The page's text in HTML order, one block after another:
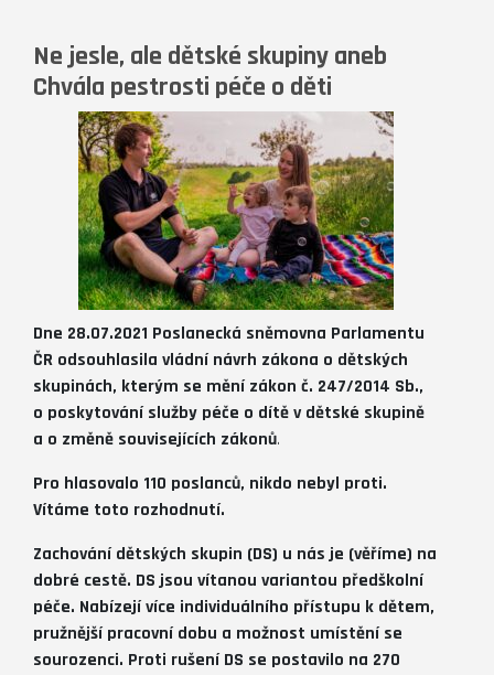
Ne jesle, ale dětské skupiny aneb
Chvála pestrosti péče o děti
Dne 28.07.2021 Poslanecká sněmovna Parlamentu
ČR odsouhlasila vládní návrh zákona o dětských
skupinách, kterým se mění zákon č. 247/2014 Sb.,
o poskytování služby péče o dítě v dětské skupině
a o změně souvisejících zákonů.
Pro hlasovalo 110 poslanců, nikdo nebyl proti.
Vítáme toto rozhodnutí.
Zachování dětských skupin (DS) u nás je (věříme) na
dobré cestě. DS jsou vítanou variantou předškolní
péče. Nabízejí více individuálního přístupu k dětem,
pružnější pracovní dobu a možnost umístění se
sourozenci. Proti rušení DS se postavilo na 270